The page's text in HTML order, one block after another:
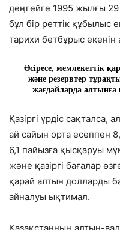
деңгейге 1995 жылғы
бұл бір реттік
тарихи бетбұрыс екенін
Әсіресе, мемлекеттік
және резервтер
жағдайларда
Қазіргі үрдіс
ай сайын орта есеппен
6,1 пайызға қысқаруы
және қазіргі бағалар
қарай алтын долларды
айналуы ықтимал.
Қазақстанның алтын-